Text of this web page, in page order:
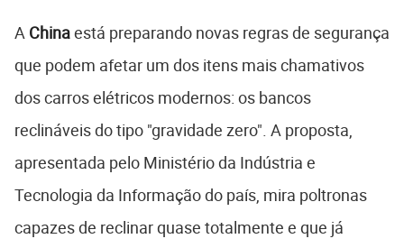
A Chinaestá preparando novas regras de segurança
que podem afetar um dos itens mais chamativos
dos carros elétricos modernos: os bancos
reclináveis do tipo "gravidade zero". A proposta,
apresentada pelo Ministério da Indústria e
Tecnologia da Informação do país, mira poltronas
capazes de reclinar quase totalmente e que já